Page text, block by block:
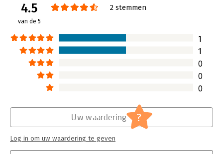
waardevolle tips bevat.
4.5
van de 5
2 stemmen
1
1
0
0
0
Uw waardering ?
Log in om uw waardering te geven